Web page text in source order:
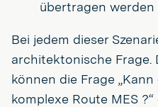
übertragen werden
Bei jedem dieser
architektonische Frage.
können die Frage „Kann
komplexe Route MES